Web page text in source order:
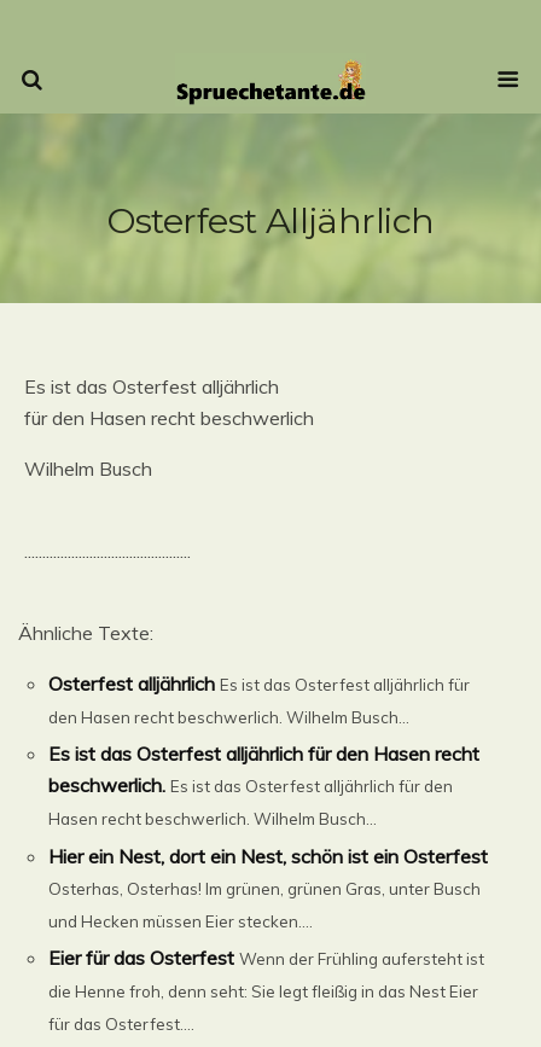
Osterfest Alljährlich
Es ist das Osterfest alljährlich
für den Hasen recht beschwerlich
Wilhelm Busch
..............................................
Ähnliche Texte:
Osterfest alljährlich Es ist das Osterfest alljährlich für
den Hasen recht beschwerlich. Wilhelm Busch...
Es ist das Osterfest alljährlich für den Hasen recht
beschwerlich. Es ist das Osterfest alljährlich für den
Hasen recht beschwerlich. Wilhelm Busch...
Hier ein Nest, dort ein Nest, schön ist ein Osterfest
Osterhas, Osterhas! Im grünen, grünen Gras, unter Busch
und Hecken müssen Eier stecken....
Eier für das Osterfest Wenn der Frühling aufersteht ist
die Henne froh, denn seht: Sie legt fleißig in das Nest Eier
für das Osterfest....